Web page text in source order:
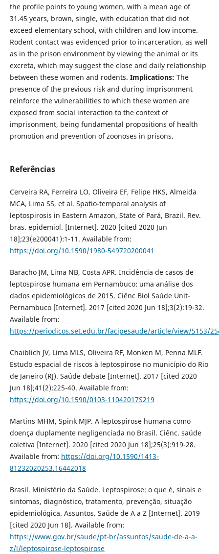
the profile points to young women, with a mean age of
31.45 years, brown, single, with education that did not
exceed elementary school, with children and low income.
Rodent contact was evidenced prior to incarceration, as well
as in the prison environment by viewing the animal or its
excreta, which may suggest the close and daily relationship
between these women and rodents. Implications: The
presence of the previous risk and during imprisonment
reinforce the vulnerabilities to which these women are
exposed from social interaction to the context of
imprisonment, being fundamental propositions of health
promotion and prevention of zoonoses in prisons.
Referências
Cerveira RA, Ferreira LO, Oliveira EF, Felipe HKS, Almeida
MCA, Lima SS, et al. Spatio-temporal analysis of
leptospirosis in Eastern Amazon, State of Pará, Brazil. Rev.
bras. epidemiol. [Internet]. 2020 [cited 2020 Jun
18];23(e200041):1-11. Available from:
https://doi.org/10.1590/1980-549720200041
Baracho JM, Lima NB, Costa APR. Incidência de casos de
leptospirose humana em Pernambuco: uma análise dos
dados epidemiológicos de 2015. Ciênc Biol Saúde Unit-
Pernambuco [Internet]. 2017 [cited 2020 Jun 18];3(2):19-32.
Available from:
https://periodicos.set.edu.br/facipesaude/article/view/5153/
Chaiblich JV, Lima MLS, Oliveira RF, Monken M, Penna MLF.
Estudo espacial de riscos à leptospirose no município do Rio
de Janeiro (RJ). Saúde debate [Internet]. 2017 [cited 2020
Jun 18];41(2):225-40. Available from:
https://doi.org/10.1590/0103-11042017S219
Martins MHM, Spink MJP. A leptospirose humana como
doença duplamente negligenciada no Brasil. Ciênc. saúde
coletiva [Internet]. 2020 [cited 2020 Jun 18];25(3):919-28.
Available from: https://doi.org/10.1590/1413-
81232020253.16442018
Brasil. Ministério da Saúde. Leptospirose: o que é, sinais e
sintomas, diagnóstico, tratamento, prevenção, situação
epidemiológica. Assuntos. Saúde de A a Z [Internet]. 2019
[cited 2020 Jun 18]. Available from:
https://www.gov.br/saude/pt-br/assuntos/saude-de-a-a-
z/l/leptospirose-leptospirose